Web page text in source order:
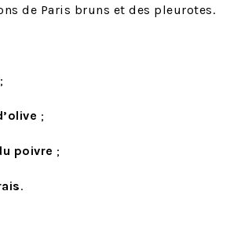
de Paris bruns et des pleurotes.
;
;
poivre ;
.